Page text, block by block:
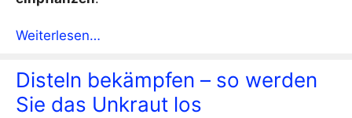
Weiterlesen…
Disteln bekämpfen – so werden
Sie das Unkraut los